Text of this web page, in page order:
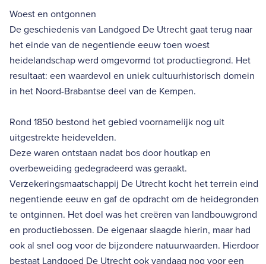
Woest en ontgonnen
De geschiedenis van Landgoed De Utrecht gaat terug naar
het einde van de negentiende eeuw toen woest
heidelandschap werd omgevormd tot productiegrond. Het
resultaat: een waardevol en uniek cultuurhistorisch domein
in het Noord-Brabantse deel van de Kempen.
Rond 1850 bestond het gebied voornamelijk nog uit
uitgestrekte heidevelden.
Deze waren ontstaan nadat bos door houtkap en
overbeweiding gedegradeerd was geraakt.
Verzekeringsmaatschappij De Utrecht kocht het terrein eind
negentiende eeuw en gaf de opdracht om de heidegronden
te ontginnen. Het doel was het creëren van landbouwgrond
en productiebossen. De eigenaar slaagde hierin, maar had
ook al snel oog voor de bijzondere natuurwaarden. Hierdoor
bestaat Landgoed De Utrecht ook vandaag nog voor een